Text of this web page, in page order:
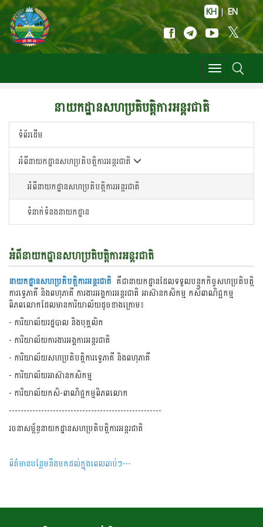
KH | EN
Toggle
navigation
នាយកដ្ឋានសហ​ប្រតិបត្តិការអន្តរជាតិ
ទំព័រដើម
អំពីនាយកដ្ឋានសហ​ប្រតិបត្តិការអន្តរជាតិ
អំពីនាយកដ្ឋានសហប្រតិបត្តិការអន្តរជាតិ
ទំនាក់ទំនងនាយកដ្ឋាន
អំពីនាយកដ្ឋានសហប្រតិបត្តិការអន្តរជាតិ
នាយកដ្ឋានសហប្រតិបត្តិការអន្តរជាតិ គឺជានាយកដ្ឋានដែលទទួលបន្ទុកកិច្ចសហប្រតិបត្តិ
ការទ្វេភាគី និងពហុភាគី ការងារអង្គការអន្តរជាតិ អាស៊ានកសិកម្ម កសិពាណិជ្ជកម្ម
ពិភពលោកដែលមានការិយាល័យដូចខាងក្រោម៖
- ការិយាល័យរដ្ឋបាល និងបុគ្គលិក
- ការិយាល័យការងារអង្គការអន្តរជាតិ
- ការិយាល័យសហប្រតិបត្តិការទ្វេភាគី និងពហុភាគី
- ការិយាល័យអាស៊ានកសិកម្ម
- ការិយាល័យកសិ-ពាណិជ្ជកម្មពិភពលោក
----------------------------------------------------
រចនាសម្ព័ន្ធនាយកដ្ឋានសហប្រតិបត្តិការអន្តរជាតិ
ព័ត៌មានបន្ថែមនឹងមកដល់ក្នុងពេលឆាប់ៗ---